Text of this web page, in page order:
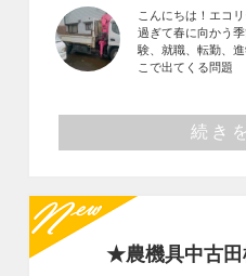
こんにちは！エコ
過ぎて春に向かう
験、就職、転勤、
こで出てくる問題
続き
★農機具中古